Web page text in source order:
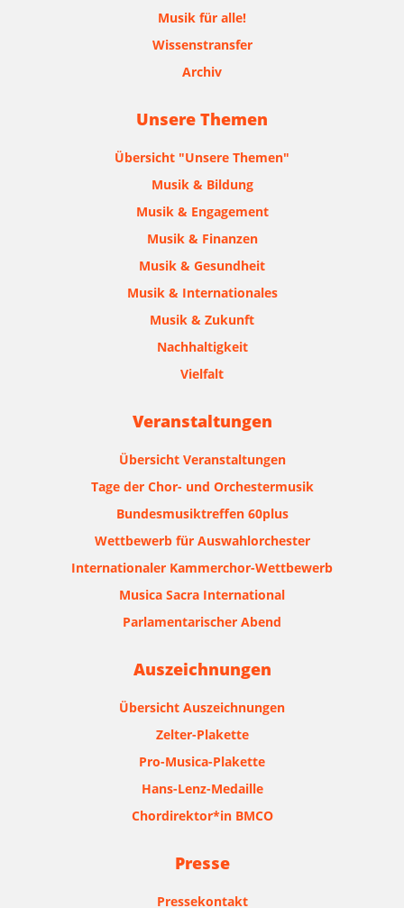
Musik für alle!
Wissenstransfer
Archiv
Unsere Themen
Übersicht "Unsere Themen"
Musik & Bildung
Musik & Engagement
Musik & Finanzen
Musik & Gesundheit
Musik & Internationales
Musik & Zukunft
Nachhaltigkeit
Vielfalt
Veranstaltungen
Übersicht Veranstaltungen
Tage der Chor- und Orchestermusik
Bundesmusiktreffen 60plus
Wettbewerb für Auswahlorchester
Internationaler Kammerchor-Wettbewerb
Musica Sacra International
Parlamentarischer Abend
Auszeichnungen
Übersicht Auszeichnungen
Zelter-Plakette
Pro-Musica-Plakette
Hans-Lenz-Medaille
Chordirektor*in BMCO
Presse
Pressekontakt